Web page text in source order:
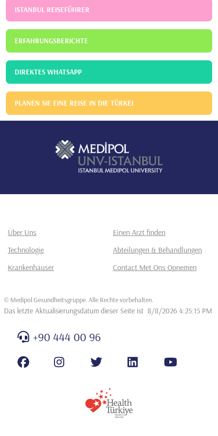
ISTANBUL REISEFÜHRER
ERFAHRUNGSBERICHTE
DIREKTES WHATSAPP
PLANEN SIE EINE REISE IN DIE TÜRKEI
Über Uns
Einen Arzt finden
Technologie
Abteilungen & Behandlungen
Krankenhäuser
Contact Met Ons Opnemen
© Medipol Gesundheitsgruppe. Alle Rechte vorbehalten
Das letzte Aktualisierungsdatum dieser Seite ist 8/8/2026 4:25:15 PM
+90 444 00 96